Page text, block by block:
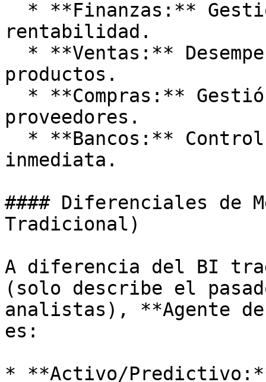
rentabilidad.
productos.
proveedores.
inmediata.
#### Diferenciales de
Tradicional)
A diferencia del BI
(solo describe el
analistas), **Agente
es:
* **Activo/